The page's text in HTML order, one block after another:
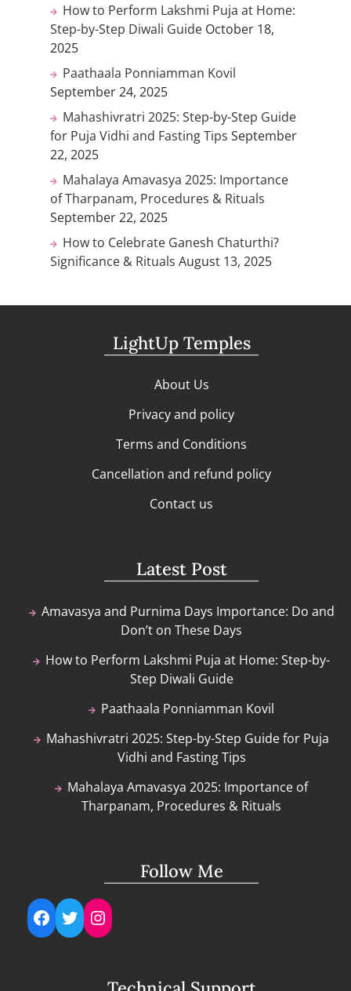
How to Perform Lakshmi Puja at Home:
Step-by-Step Diwali Guide October 18,
2025
Paathaala Ponniamman Kovil
September 24, 2025
Mahashivratri 2025: Step-by-Step Guide
for Puja Vidhi and Fasting Tips September
22, 2025
Mahalaya Amavasya 2025: Importance
of Tharpanam, Procedures & Rituals
September 22, 2025
How to Celebrate Ganesh Chaturthi?
Significance & Rituals August 13, 2025
LightUp Temples
About Us
Privacy and policy
Terms and Conditions
Cancellation and refund policy
Contact us
Latest Post
Amavasya and Purnima Days Importance: Do and
Don’t on These Days
How to Perform Lakshmi Puja at Home: Step-by-
Step Diwali Guide
Paathaala Ponniamman Kovil
Mahashivratri 2025: Step-by-Step Guide for Puja
Vidhi and Fasting Tips
Mahalaya Amavasya 2025: Importance of
Tharpanam, Procedures & Rituals
Follow Me
Facebook
TwitterInstagram